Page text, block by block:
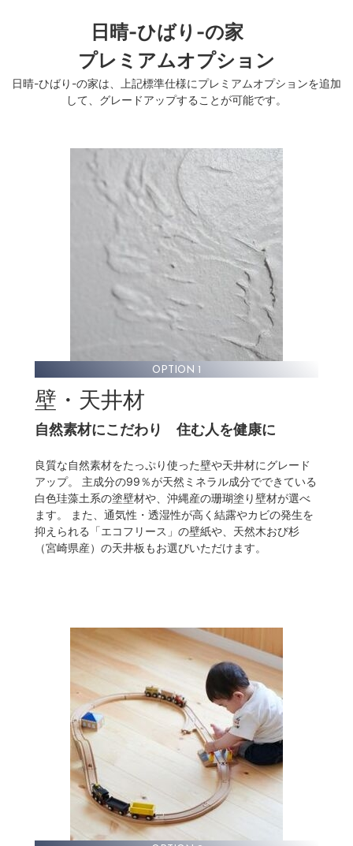
日晴-ひばり-の家
プレミアムオプション
日晴-ひばり-の家は、上記標準仕様にプレミアムオプションを追加
して、グレードアップすることが可能です。
OPTION 1
壁・天井材
自然素材にこだわり住む人を健康に
良質な自然素材をたっぷり使った壁や天井材にグレード
アップ。 主成分の99％が天然ミネラル成分でできている
白色珪藻土系の塗壁材や、沖縄産の珊瑚塗り壁材が選べ
ます。 また、通気性・透湿性が高く結露やカビの発生を
抑えられる「エコフリース」の壁紙や、天然木おび杉
（宮崎県産）の天井板もお選びいただけます。